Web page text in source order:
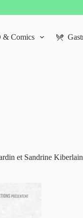
& Comics
et Sandrine